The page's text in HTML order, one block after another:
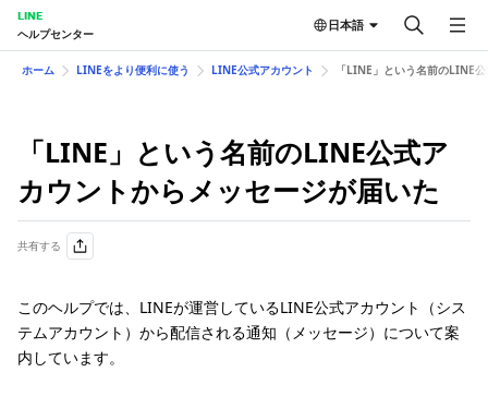
LINE
ヘルプセンター
日本語
ホーム LINEをより便利に使う LINE公式アカウント 「LINE」という名前のLINE
「LINE」という名前のLINE公式ア
カウントからメッセージが届いた
共有する
このヘルプでは、LINEが運営しているLINE公式アカウント（シス
テムアカウント）から配信される通知（メッセージ）について案
内しています。